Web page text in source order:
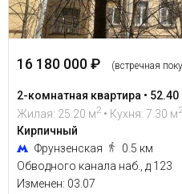
16 180 000 ₽ (встречная
2-комнатная квартира • 52.40
Жилая: 25.20 м2 • Кухня: 7.30 м2
Кирпичный
Фрунзенская
0.5 км
Обводного канала наб., д 123
Изменен: 03.07